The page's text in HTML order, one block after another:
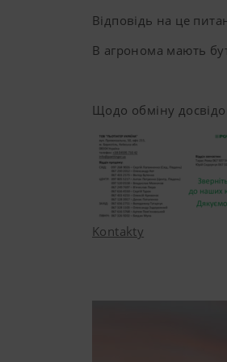
Відповідь на це
В агронома мають
Щодо обміну
Kontakty